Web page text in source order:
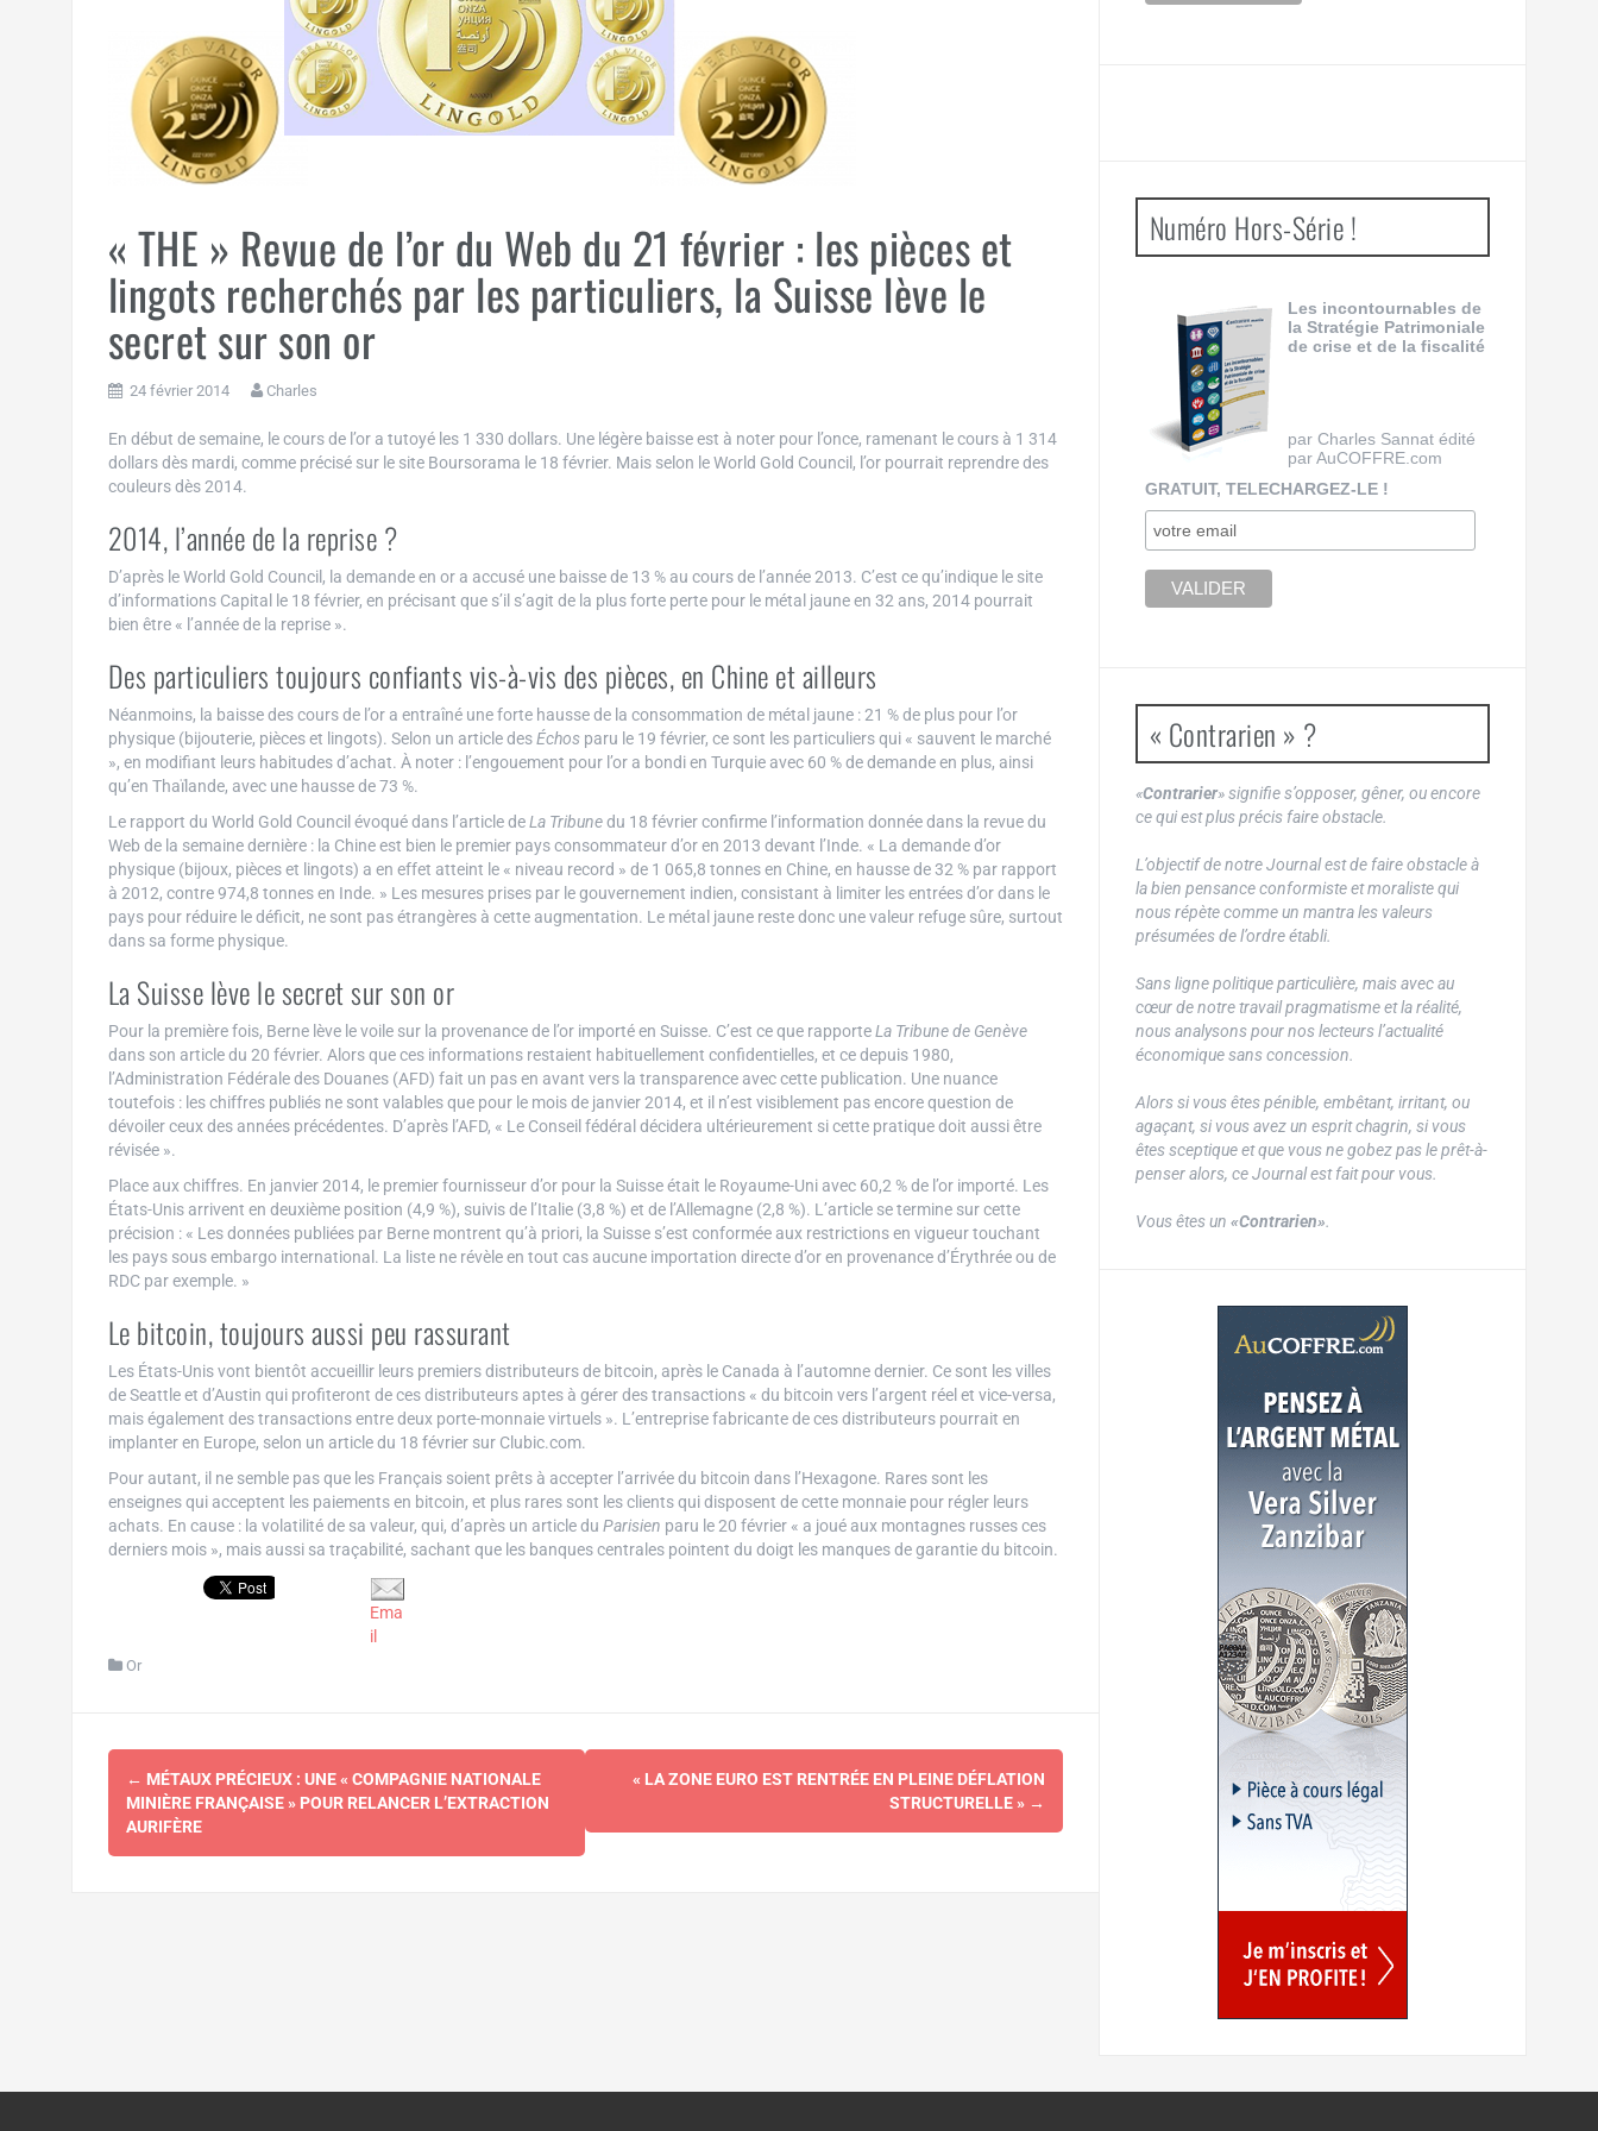
« THE » Revue de l’or du Web du 21 février : les pièces et
lingots recherchés par les particuliers, la Suisse lève le
secret sur son or
24 février 2014 Charles
En début de semaine, le cours de l’or a tutoyé les 1 330 dollars. Une légère baisse est à noter pour l’once, ramenant le cours à 1 314
dollars dès mardi, comme précisé sur le site Boursorama le 18 février. Mais selon le World Gold Council, l’or pourrait reprendre des
couleurs dès 2014.
2014, l’année de la reprise ?
D’après le World Gold Council, la demande en or a accusé une baisse de 13 % au cours de l’année 2013. C’est ce qu’indique le site
d’informations Capital le 18 février, en précisant que s’il s’agit de la plus forte perte pour le métal jaune en 32 ans, 2014 pourrait
bien être « l’année de la reprise ».
Des particuliers toujours confiants vis-à-vis des pièces, en Chine et ailleurs
Néanmoins, la baisse des cours de l’or a entraîné une forte hausse de la consommation de métal jaune : 21 % de plus pour l’or
physique (bijouterie, pièces et lingots). Selon un article desÉchosparu le 19 février, ce sont les particuliers qui « sauvent le marché
», en modifiant leurs habitudes d’achat. À noter : l’engouement pour l’or a bondi en Turquie avec 60 % de demande en plus, ainsi
qu’en Thaïlande, avec une hausse de 73 %.
Le rapport du World Gold Council évoqué dans l’article deLa Tribunedu 18 février confirme l’information donnée dans la revue du
Web de la semaine dernière : la Chine est bien le premier pays consommateur d’or en 2013 devant l’Inde. « La demande d’or
physique (bijoux, pièces et lingots) a en effet atteint le « niveau record » de 1 065,8 tonnes en Chine, en hausse de 32 % par rapport
à 2012, contre 974,8 tonnes en Inde. » Les mesures prises par le gouvernement indien, consistant à limiter les entrées d’or dans le
pays pour réduire le déficit, ne sont pas étrangères à cette augmentation. Le métal jaune reste donc une valeur refuge sûre, surtout
dans sa forme physique.
La Suisse lève le secret sur son or
Pour la première fois, Berne lève le voile sur la provenance de l’or importé en Suisse. C’est ce que rapporteLa Tribune de Genève
dans son article du 20 février. Alors que ces informations restaient habituellement confidentielles, et ce depuis 1980,
l’Administration Fédérale des Douanes (AFD) fait un pas en avant vers la transparence avec cette publication. Une nuance
toutefois : les chiffres publiés ne sont valables que pour le mois de janvier 2014, et il n’est visiblement pas encore question de
dévoiler ceux des années précédentes. D’après l’AFD, « Le Conseil fédéral décidera ultérieurement si cette pratique doit aussi être
révisée ».
Place aux chiffres. En janvier 2014, le premier fournisseur d’or pour la Suisse était le Royaume-Uni avec 60,2 % de l’or importé. Les
États-Unis arrivent en deuxième position (4,9 %), suivis de l’Italie (3,8 %) et de l’Allemagne (2,8 %). L’article se termine sur cette
précision : « Les données publiées par Berne montrent qu’à priori, la Suisse s’est conformée aux restrictions en vigueur touchant
les pays sous embargo international. La liste ne révèle en tout cas aucune importation directe d’or en provenance d’Érythrée ou de
RDC par exemple. »
Le bitcoin, toujours aussi peu rassurant
Les États-Unis vont bientôt accueillir leurs premiers distributeurs de bitcoin, après le Canada à l’automne dernier. Ce sont les villes
de Seattle et d’Austin qui profiteront de ces distributeurs aptes à gérer des transactions « du bitcoin vers l’argent réel et vice-versa,
mais également des transactions entre deux porte-monnaie virtuels ». L’entreprise fabricante de ces distributeurs pourrait en
implanter en Europe, selon un article du 18 février sur Clubic.com.
Pour autant, il ne semble pas que les Français soient prêts à accepter l’arrivée du bitcoin dans l’Hexagone. Rares sont les
enseignes qui acceptent les paiements en bitcoin, et plus rares sont les clients qui disposent de cette monnaie pour régler leurs
achats. En cause : la volatilité de sa valeur, qui, d’après un article du Parisien paru le 20 février « a joué aux montagnes russes ces
derniers mois », mais aussi sa traçabilité, sachant que les banques centrales pointent du doigt les manques de garantie du bitcoin.
Ema
il
Or
Navigation
d'article
← MÉTAUX PRÉCIEUX : UNE « COMPAGNIE NATIONALE
MINIÈRE FRANÇAISE » POUR RELANCER L’EXTRACTION
AURIFÈRE
« LA ZONE EURO EST RENTRÉE EN PLEINE DÉFLATION
STRUCTURELLE » →
Numéro Hors-Série !
Les incontournables de
la Stratégie Patrimoniale
de crise et de la fiscalité
par Charles Sannat édité
par AuCOFFRE.com
GRATUIT, TELECHARGEZ-LE !
« Contrarien » ?
«Contrarier» signifie s’opposer, gêner, ou encore
ce qui est plus précis faire obstacle.
L’objectif de notre Journal est de faire obstacle à
la bien pensance conformiste et moraliste qui
nous répète comme un mantra les valeurs
présumées de l’ordre établi.
Sans ligne politique particulière, mais avec au
cœur de notre travail pragmatisme et la réalité,
nous analysons pour nos lecteurs l’actualité
économique sans concession.
Alors si vous êtes pénible, embêtant, irritant, ou
agaçant, si vous avez un esprit chagrin, si vous
êtes sceptique et que vous ne gobez pas le prêt-à-
penser alors, ce Journal est fait pour vous.
Vous êtes un «Contrarien».